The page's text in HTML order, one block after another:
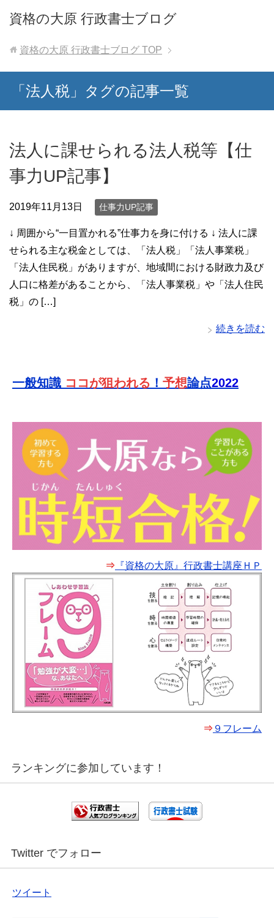
資格の大原 行政書士ブログ
資格の大原 行政書士ブログ TOP
「法人税」タグの記事一覧
法人に課せられる法人税等【仕
事力UP記事】
2019年11月13日 仕事力UP記事
↓ 周囲から“一目置かれる”仕事力を身に付ける ↓ 法人に課
せられる主な税金としては、「法人税」「法人事業税」
「法人住民税」がありますが、地域間における財政力及び
人口に格差があることから、「法人事業税」や「法人住民
税」の […]
続きを読む
一般知識 ココが狙われる ！ 予想論点2022
⇒ 『資格の大原』行政書士講座ＨＰ
⇒ ９フレーム
ランキングに参加しています！
Twitter でフォロー
ツイート